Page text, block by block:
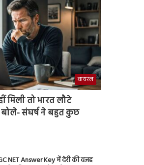
वायरल
मिली तो भारत लौटे
बोले- संघर्ष ने बहुत कुछ
NET Answer Key में देरी की वजह